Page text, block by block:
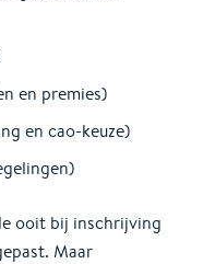
en premies)
en cao-keuze)
ooit bij inschrijving
Maar